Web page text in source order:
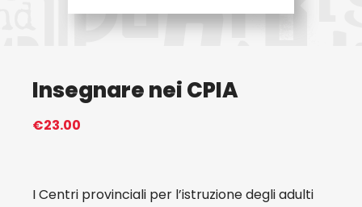
Insegnare nei CPIA
€23.00
I Centri provinciali per l’istruzione degli adulti